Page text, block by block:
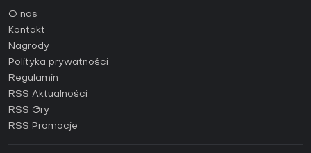
Poradniki
Jak aktywować klucz Steam (CD Key)?
Jak aktywować klucz Epic Games (CD Key)?
Jak aktywować klucz GOG (CD Key)?
Jak aktywować klucz Ubisoft Connect (CD Key)?
Jak aktywować klucz EA App (CD Key)?
O nas
Kontakt
Nagrody
Polityka prywatności
Regulamin
RSS Aktualności
RSS Gry
RSS Promocje